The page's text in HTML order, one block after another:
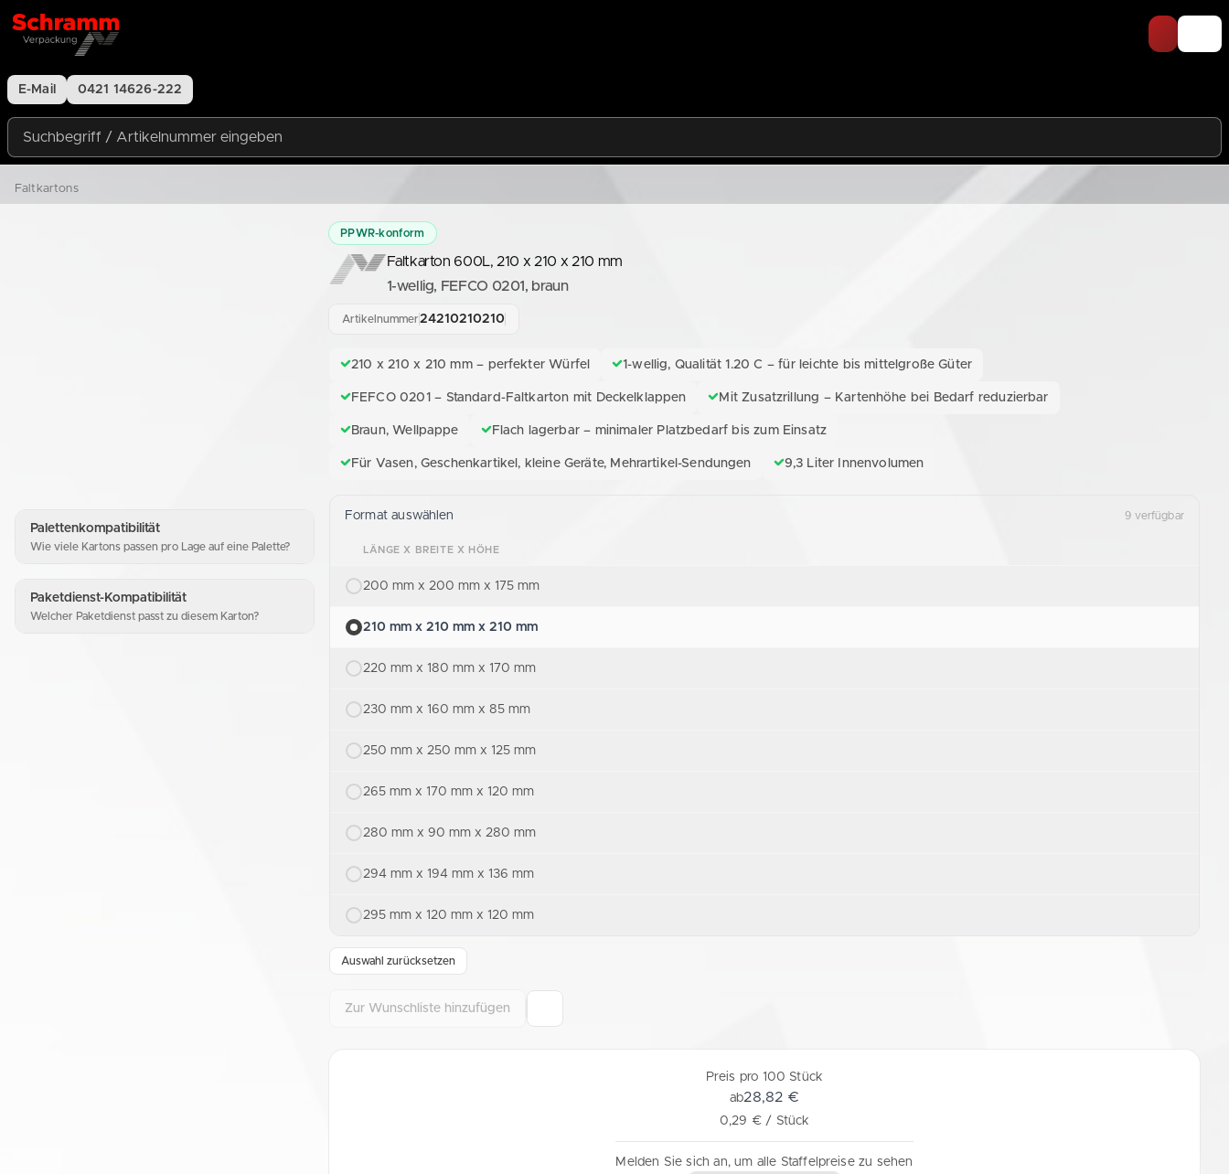
E-Mail 0421 14626-222
Suchbegriff / Artikelnummer eingeben
Faltkartons
Palettenkompatibilität
Wie viele Kartons passen pro Lage auf eine Palette?
Paketdienst-Kompatibilität
Welcher Paketdienst passt zu diesem Karton?
PPWR-konform
Faltkarton 600L, 210 x 210 x 210 mm
1-wellig, FEFCO 0201, braun
Artikelnummer24210210210
210 x 210 x 210 mm – perfekter Würfel 1-wellig, Qualität 1.20 C – für leichte bis mittelgroße Güter
FEFCO 0201 – Standard-Faltkarton mit Deckelklappen Mit Zusatzrillung – Kartenhöhe bei Bedarf reduzierbar
Braun, Wellpappe Flach lagerbar – minimaler Platzbedarf bis zum Einsatz
Für Vasen, Geschenkartikel, kleine Geräte, Mehrartikel-Sendungen 9,3 Liter Innenvolumen
Format auswählen 9 verfügbar
LÄNGE X BREITE X HÖHE
200 mm x 200 mm x 175 mm
210 mm x 210 mm x 210 mm
220 mm x 180 mm x 170 mm
230 mm x 160 mm x 85 mm
250 mm x 250 mm x 125 mm
265 mm x 170 mm x 120 mm
280 mm x 90 mm x 280 mm
294 mm x 194 mm x 136 mm
295 mm x 120 mm x 120 mm
Auswahl zurücksetzen
Zur Wunschliste hinzufügen
Preis pro 100 Stück
ab28,82 €
0,29 € / Stück
Melden Sie sich an, um alle Staffelpreise zu sehen